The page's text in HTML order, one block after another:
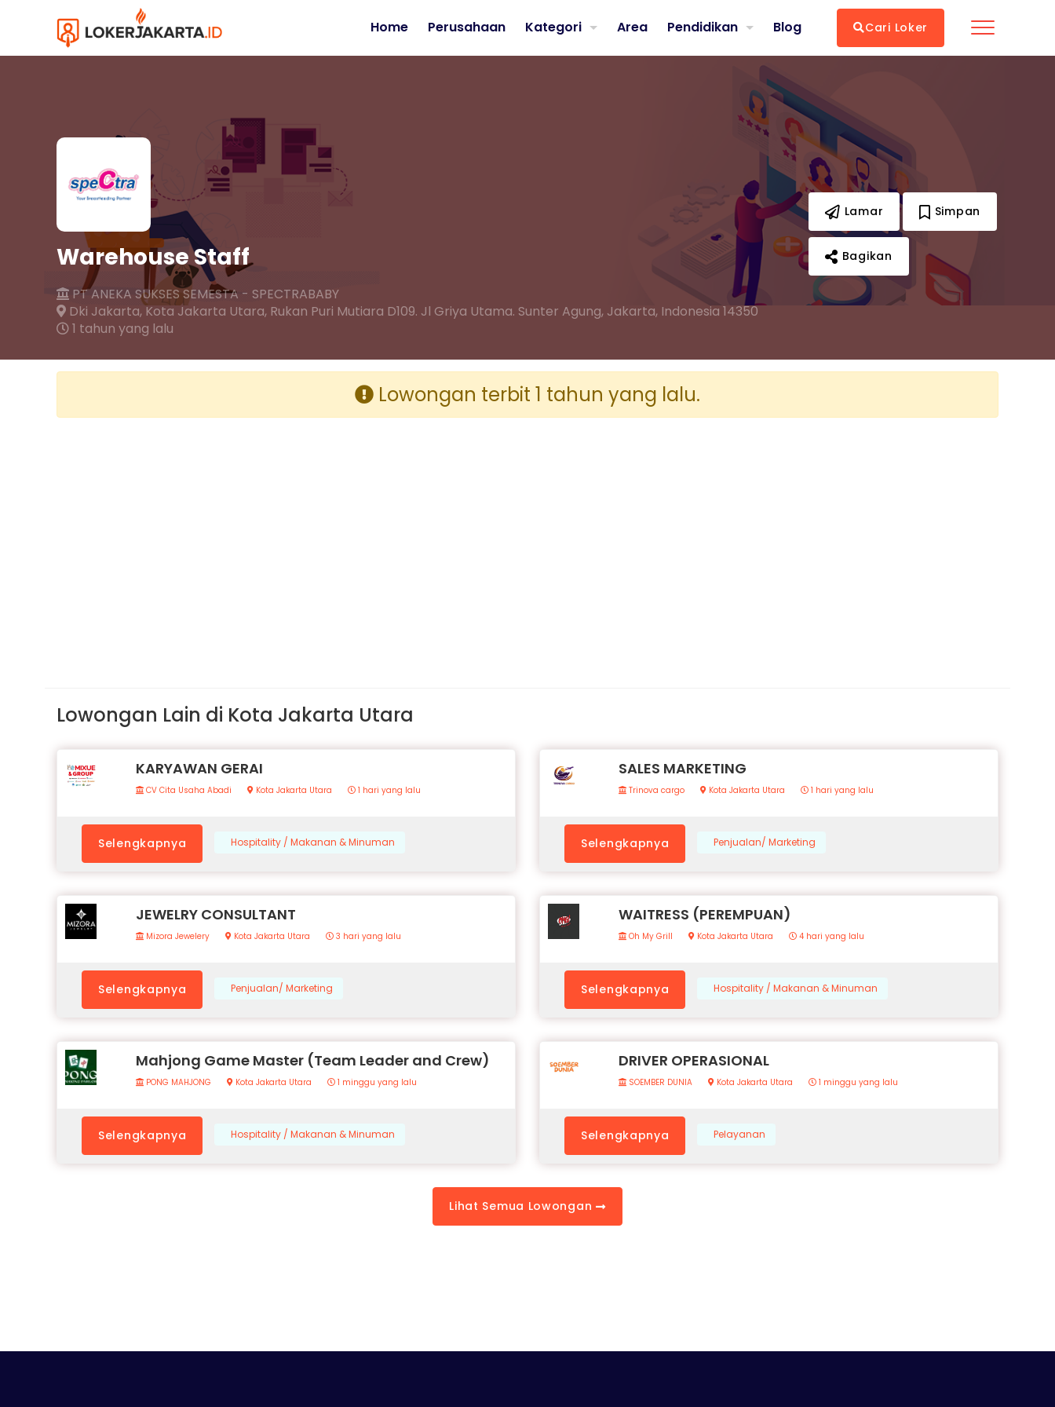
Warehouse Staff
PT ANEKA SUKSES SEMESTA - SPECTRABABY
Dki Jakarta,Kota Jakarta Utara, Rukan Puri Mutiara D109. Jl Griya Utama. Sunter Agung, Jakarta, Indonesia 14350
1 tahun yang lalu
Lamar Simpan
Bagikan
Home Perusahaan Kategori Area Pendidikan Blog Cari Loker
Lowongan terbit 1 tahun yang lalu.
Lowongan Lain di Kota Jakarta Utara
KARYAWAN GERAI
CV Cita Usaha Abadi Kota Jakarta Utara 1 hari yang lalu
Selengkapnya Hospitality / Makanan & Minuman
SALES MARKETING
Trinova cargo Kota Jakarta Utara 1 hari yang lalu
Selengkapnya Penjualan/ Marketing
JEWELRY CONSULTANT
Mizora Jewelery Kota Jakarta Utara 3 hari yang lalu
Selengkapnya Penjualan/ Marketing
WAITRESS (PEREMPUAN)
Oh My Grill Kota Jakarta Utara 4 hari yang lalu
Selengkapnya Hospitality / Makanan & Minuman
Mahjong Game Master (Team Leader and Crew)
PONG MAHJONG Kota Jakarta Utara 1 minggu yang lalu
Selengkapnya Hospitality / Makanan & Minuman
DRIVER OPERASIONAL
SOEMBER DUNIA Kota Jakarta Utara 1 minggu yang lalu
Selengkapnya Pelayanan
Lihat Semua Lowongan